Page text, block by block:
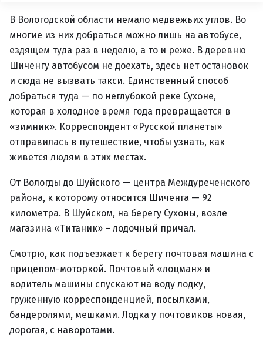
В Вологодской области немало медвежьих углов. Во
многие из них добраться можно лишь на автобусе,
ездящем туда раз в неделю, а то и реже. В деревню
Шиченгу автобусом не доехать, здесь нет остановок
и сюда не вызвать такси. Единственный способ
добраться туда — по неглубокой реке Сухоне,
которая в холодное время года превращается в
«зимник». Корреспондент «Русской планеты»
отправилась в путешествие, чтобы узнать, как
живется людям в этих местах.
От Вологды до Шуйского — центра Междуреченского
района, к которому относится Шиченга — 92
километра. В Шуйском, на берегу Сухоны, возле
магазина «Титаник» – лодочный причал.
Смотрю, как подъезжает к берегу почтовая машина с
прицепом-моторкой. Почтовый «лоцман» и
водитель машины спускают на воду лодку,
груженную корреспонденцией, посылками,
бандеролями, мешками. Лодка у почтовиков новая,
дорогая, с наворотами.